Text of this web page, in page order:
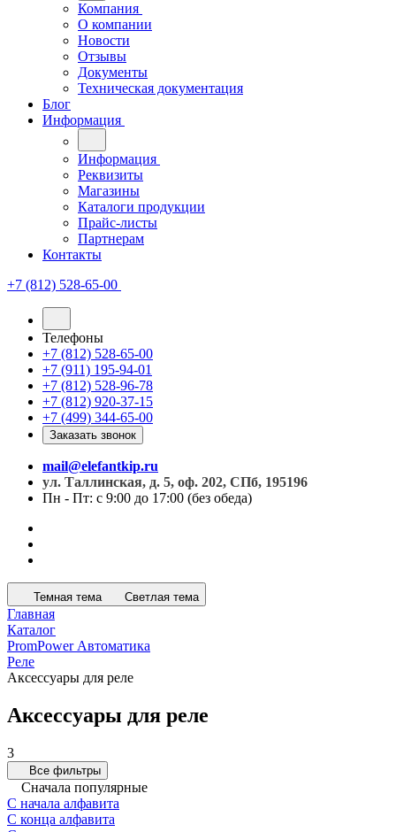
Компания
О компании
Новости
Отзывы
Документы
Техническая документация
Блог
Информация
Информация
Реквизиты
Магазины
Каталоги продукции
Прайс-листы
Партнерам
Контакты
+7 (812) 528-65-00
Телефоны
+7 (812) 528-65-00
+7 (911) 195-94-01
+7 (812) 528-96-78
+7 (812) 920-37-15
+7 (499) 344-65-00
Заказать звонок
mail@elefantkip.ru
ул. Таллинская, д. 5, оф. 202, СПб, 195196
Пн - Пт: с 9:00 до 17:00 (без обеда)
Темная тема Светлая тема
Главная
Каталог
PromPower Автоматика
Реле
Аксессуары для реле
Аксессуары для реле
3
Все фильтры
Сначала популярные
С начала алфавита
С конца алфавита